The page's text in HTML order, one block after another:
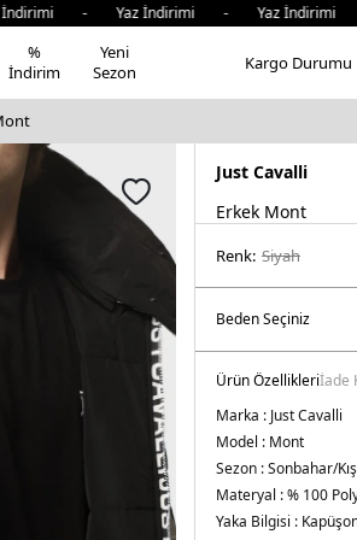
- Yaz İndirimi - Yaz
%
İndirim
Yeni
Sezon
Kargo Durumu
Just Cavalli
Erkek Mont
Renk: si̇yah
Ürün Özellikleriİade
Marka : Just Cavalli
Model : Mont
Sezon :Sonbahar/Kış
Materyal :% 100
Yaka Bilgisi :